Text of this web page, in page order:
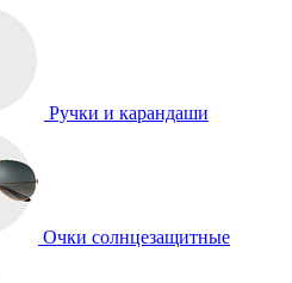
Ручки и карандаши
Очки солнцезащитные